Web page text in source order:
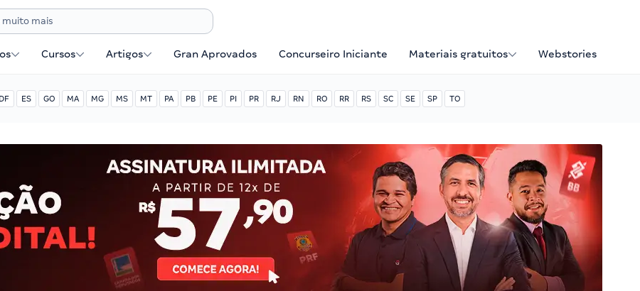
Cursos Artigos Gran Aprovados Concurseiro Iniciante Materiais gratuitos Webstories
DF ES GO MA MG MS MT PA PB PE PI PR RJ RN RO RR RS SC SE SP TO